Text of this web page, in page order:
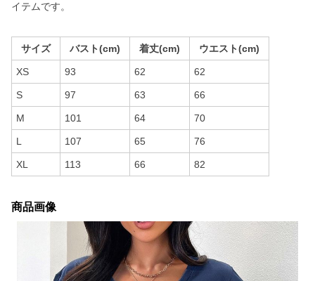
イテムです。
サイズ バスト(cm) 着丈(cm) ウエスト(cm)
XS 93 62 62
S 97 63 66
M 101 64 70
L 107 65 76
XL 113 66 82
商品画像